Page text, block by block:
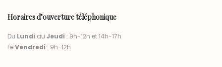
Horaires d’ouverture téléphonique
Du Lundi au Jeudi : 9h-12h et 14h-17h
LeVendredi : 9h-12h